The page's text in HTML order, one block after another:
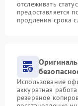
отслеживать
предоставляется
продления срока
Использование
аккуратная
резервное